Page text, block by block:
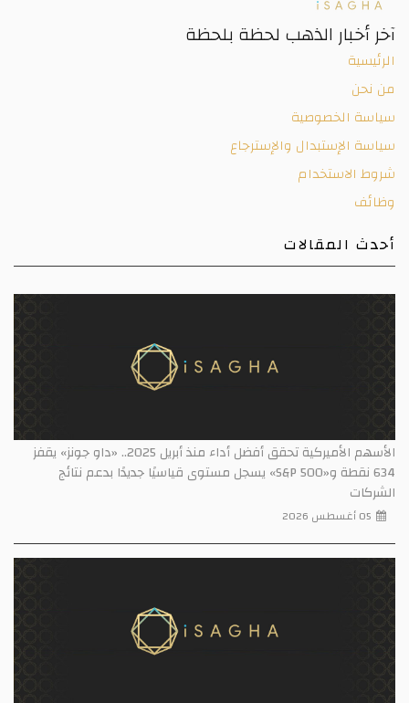
آخر أخبار الذهب لحظة بلحظة
الرئيسية
من نحن
سياسة الخصوصية
سياسة الإستبدال والإسترجاع
شروط الاستخدام
وظائف
أحدث المقالات
الأسهم الأميركية تحقق أفضل أداء منذ أبريل 2025.. «داو جونز» يقفز
634 نقطة و«S&P 500» يسجل مستوى قياسيًا جديدًا بدعم نتائج
الشركات
05 أغسطس 2026